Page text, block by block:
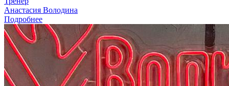
Анастасия Володина
Подробнее